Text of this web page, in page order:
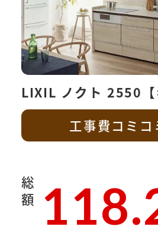
LIXIL ノクト 2550【
工事費コミコ
総
額